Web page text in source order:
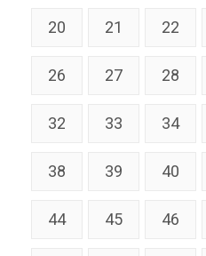
20 21 22
26 27 28
32 33 34
38 39 40
44 45 46